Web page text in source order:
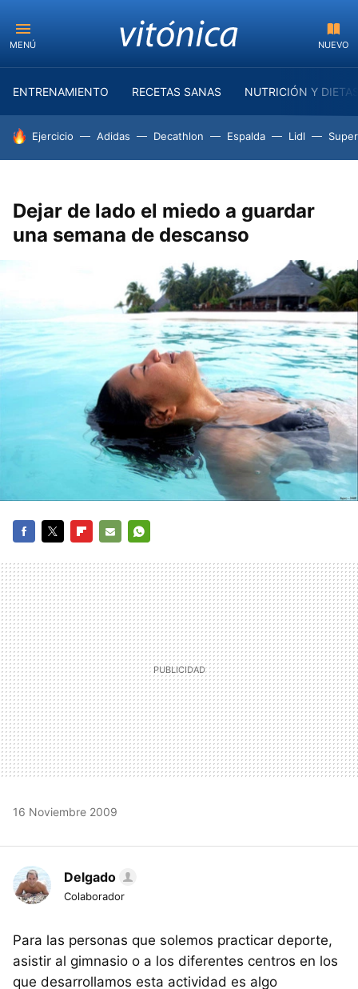
MENÚ NUEVO
ENTRENAMIENTO RECETAS SANAS NUTRICIÓN Y
HOY SE HABLA DE
Ejercicio Adidas Decathlon Espalda Lidl
Dejar de lado el miedo a guardar
una semana de descanso
MAIL
16 Noviembre 2009
Delgado
Colaborador
Para las personas que solemos practicar deporte,
asistir al gimnasio o a los diferentes centros en los
que desarrollamos esta actividad es algo